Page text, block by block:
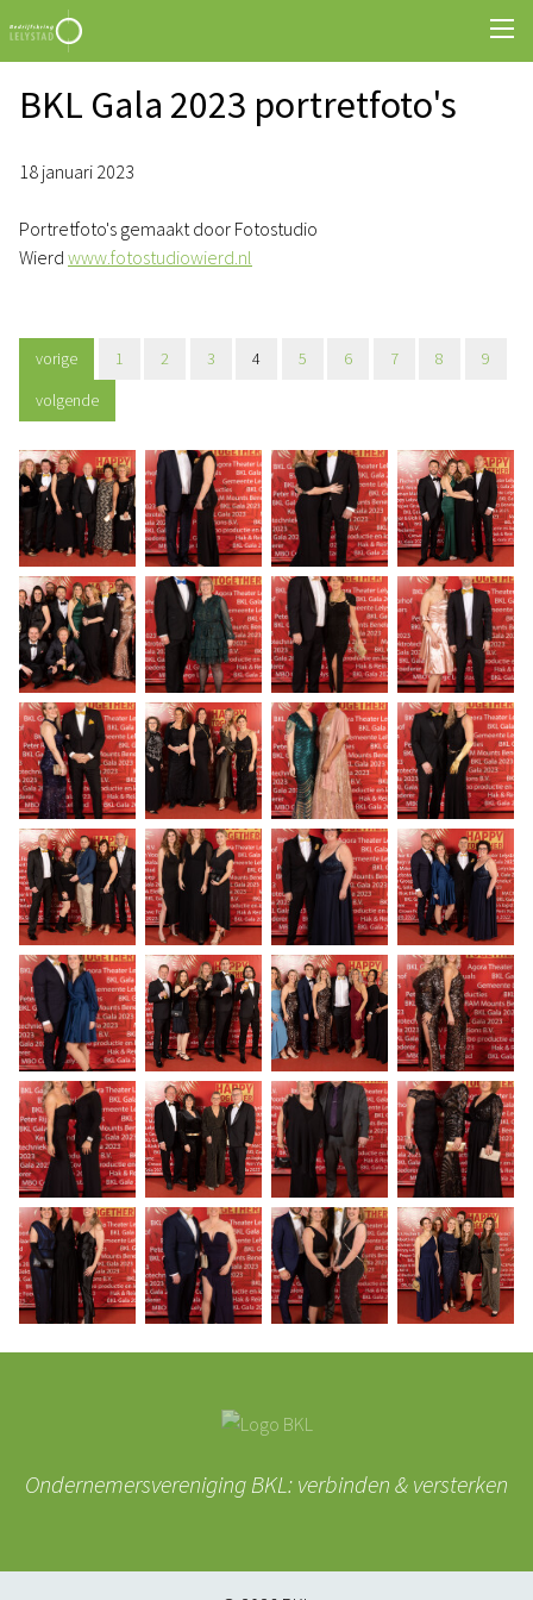
BKL Gala 2023 portretfoto's
18 januari 2023
Portretfoto's gemaakt door Fotostudio
Wierd www.fotostudiowierd.nl
vorige 1 2 3 4 5 6 7 8
9
volgende
Ondernemersvereniging BKL: verbinden & versterken